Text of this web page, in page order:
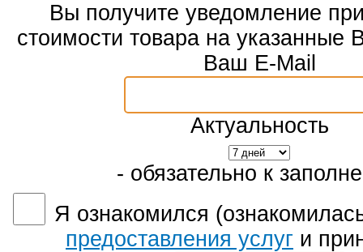
Вы получите уведомление
стоимости товара на указанные
Ваш E-Mail
Актуальность
- обязательно к
Я ознакомился
предоставления услуг и